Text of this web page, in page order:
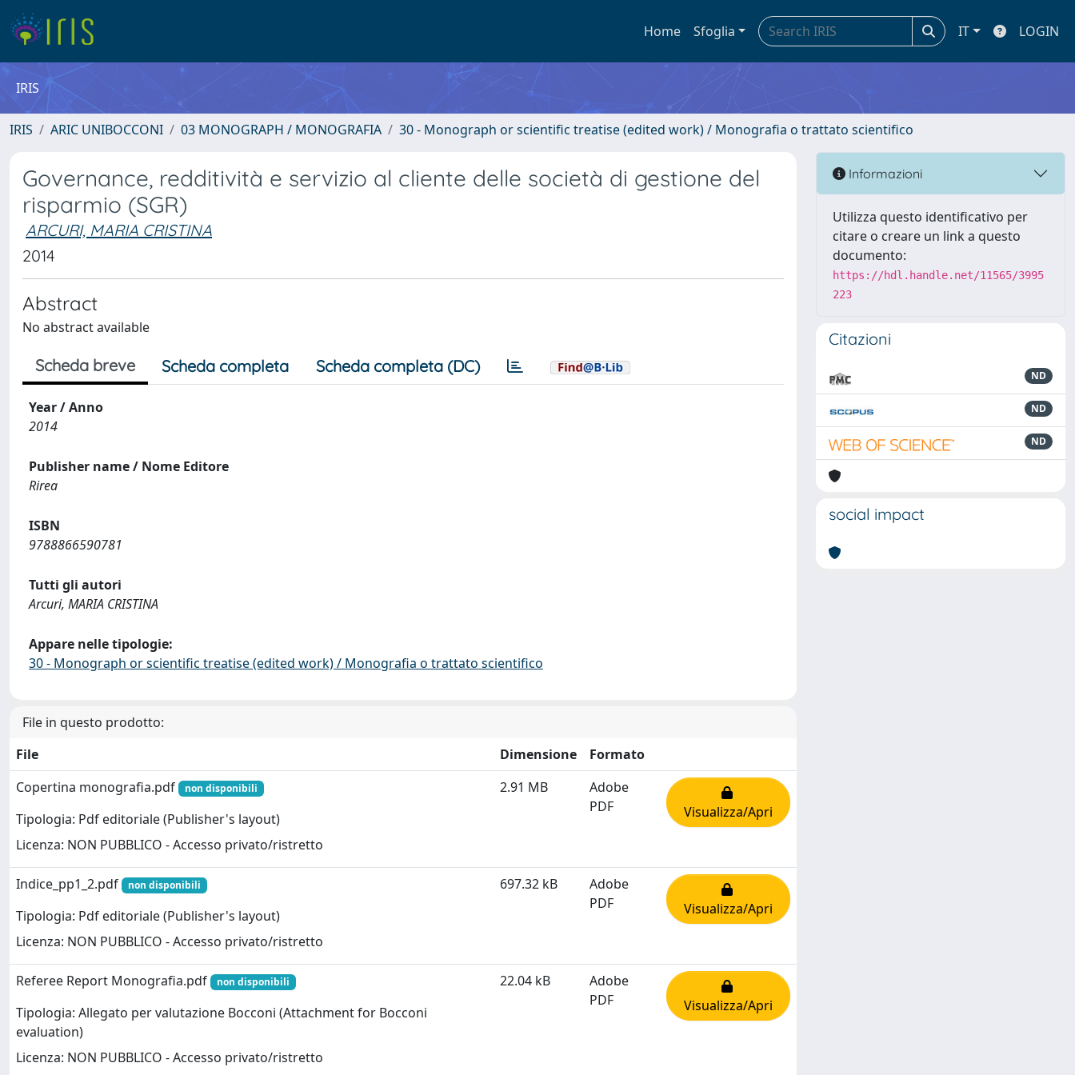
Home Sfoglia IT LOGIN
IRIS
IRIS ARIC UNIBOCCONI 03 MONOGRAPH / MONOGRAFIA 30 - Monograph or scientific treatise (edited work) / Monografia o trattato scientifico
Governance, redditività e servizio al cliente delle società di gestione del
risparmio (SGR)
ARCURI, MARIA CRISTINA
2014
Abstract
No abstract available
Scheda breve Scheda completa Scheda completa (DC)
Year / Anno
2014
Publisher name / Nome Editore
Rirea
ISBN
9788866590781
Tutti gli autori
Arcuri, MARIA CRISTINA
Appare nelle tipologie:
30 - Monograph or scientific treatise (edited work) / Monografia o trattato scientifico
File in questo prodotto:
File
Dimensione
Formato
Copertina monografia.pdf
non disponibili
Tipologia: Pdf editoriale (Publisher's layout)
Licenza: NON PUBBLICO - Accesso privato/ristretto
2.91 MB
Adobe
PDF
Visualizza/Apri
Indice_pp1_2.pdf non disponibili
Tipologia: Pdf editoriale (Publisher's layout)
Licenza: NON PUBBLICO - Accesso privato/ristretto
697.32 kB
Adobe
PDF
Visualizza/Apri
Referee Report Monografia.pdf non disponibili
Tipologia: Allegato per valutazione Bocconi (Attachment for Bocconi
evaluation)
Licenza: NON PUBBLICO - Accesso privato/ristretto
22.04 kB
Adobe
PDF
Visualizza/Apri
Informazioni
Utilizza questo identificativo per
citare o creare un link a questo
documento:
https://hdl.handle.net/11565/3995
223
Citazioni
ND
ND
ND
social impact